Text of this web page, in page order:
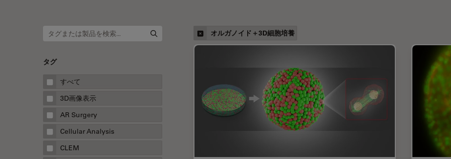
タグ
すべて
3D画像表示
AR Surgery
Cellular Analysis
CLEM
オルガノイド＋3D細胞培養